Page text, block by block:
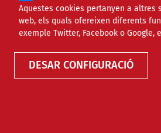
Aquestes cookies pertanyen a altres
web, els quals ofereixen diferents
exemple Twitter, Facebook o Google,
DESAR CONFIGURACIÓ
Comparteix
F
a
X Compartir en
04/05/2026
Suport